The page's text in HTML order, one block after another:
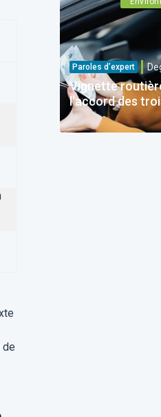
de
Paroles d’expert
Vignette
l'accord des
change pour